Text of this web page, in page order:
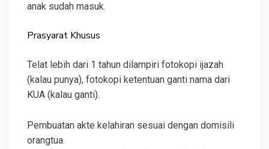
anak sudah masuk.
Prasyarat Khusus
Telat lebih dari 1 tahun dilampiri fotokopi ijazah
(kalau punya), fotokopi ketentuan ganti nama dari
KUA (kalau ganti).
Pembuatan akte kelahiran sesuai dengan domisili
orangtua.